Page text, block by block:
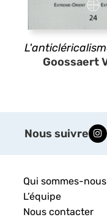
Goossaert
Nous suivre
Qui sommes-
L’équipe
Nous contacter